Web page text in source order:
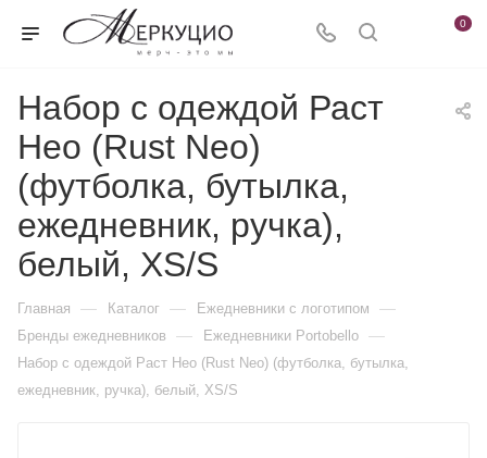
0
Набор с одеждой Раст
Нео (Rust Neo)
(футболка, бутылка,
ежедневник, ручка),
белый, XS/S
Главная — Каталог — Ежедневники c логотипом —
Бренды ежедневников — Ежедневники Portobello —
Набор с одеждой Раст Нео (Rust Neo) (футболка, бутылка,
ежедневник, ручка), белый, XS/S